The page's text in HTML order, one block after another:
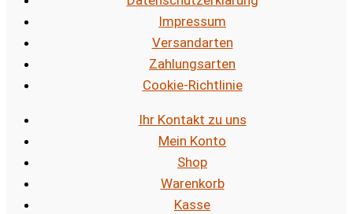
Impressum
Versandarten
Zahlungsarten
Cookie-Richtlinie
Ihr Kontakt zu uns
Mein Konto
Shop
Warenkorb
Kasse